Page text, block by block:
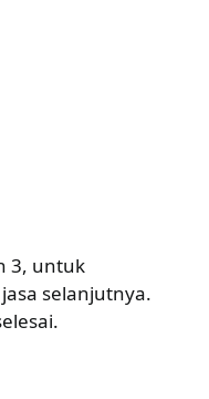
3, untuk
selanjutnya.